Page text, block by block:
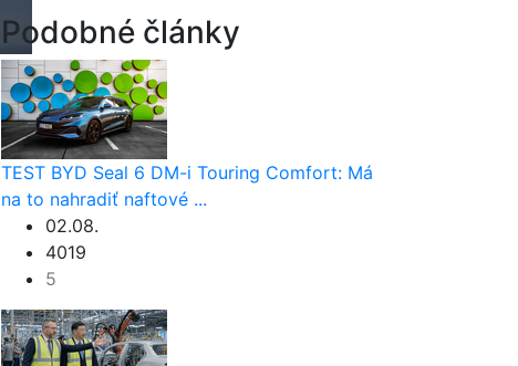
Podobné články
TEST BYD Seal 6 DM-i Touring Comfort: Má
na to nahradiť naftové ...
02.08.
4019
5